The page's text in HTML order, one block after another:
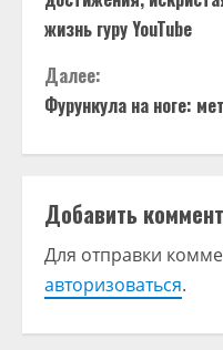
о
д
ж
и
жизнь гуру YouTube
Далее:
Фурункула на ноге:
Добавить
Для отправки
авторизоваться.